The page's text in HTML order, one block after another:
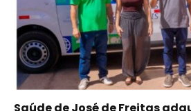
Saúde de José de Freitas